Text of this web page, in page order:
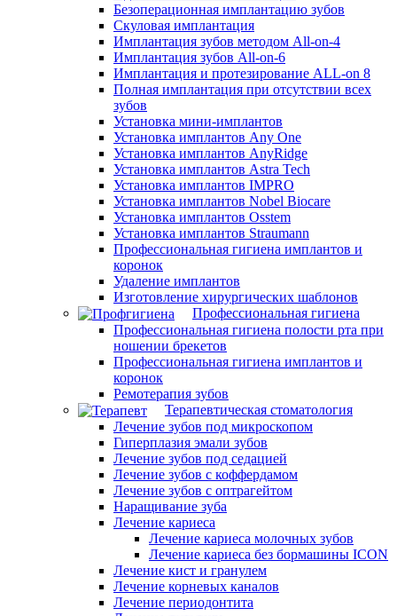
Безоперационная имплантацию зубов
Скуловая имплантация
Имплантация зубов методом All-on-4
Имплантация зубов All-on-6
Имплантация и протезирование ALL-on 8
Полная имплантация при отсутствии всех
зубов
Установка мини-имплантов
Установка имплантов Any One
Установка имплантов AnyRidge
Установка имплантов Astra Tech
Установка имплантов IMPRO
Установка имплантов Nobel Biocare
Установка имплантов Osstem
Установка имплантов Straumann
Профессиональная гигиена имплантов и
коронок
Удаление имплантов
Изготовление хирургических шаблонов
Профессиональная гигиена
Профессиональная гигиена полости рта при
ношении брекетов
Профессиональная гигиена имплантов и
коронок
Ремотерапия зубов
Терапевтическая стоматология
Лечение зубов под микроскопом
Гиперплазия эмали зубов
Лечение зубов под седацией
Лечение зубов с коффердамом
Лечение зубов с оптрагейтом
Наращивание зуба
Лечение кариеса
Лечение кариеса молочных зубов
Лечение кариеса без бормашины ICON
Лечение кист и гранулем
Лечение корневых каналов
Лечение периодонтита